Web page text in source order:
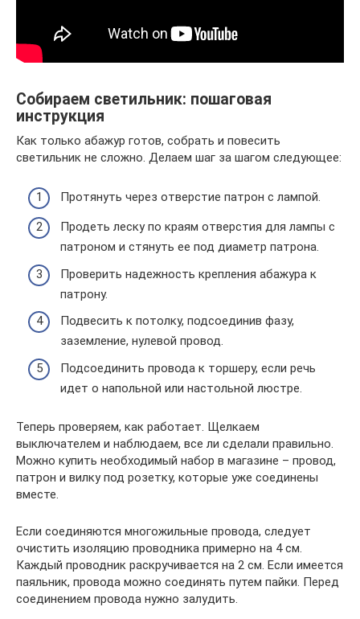
Собираем светильник: пошаговая
инструкция
Как только абажур готов, собрать и повесить
светильник не сложно. Делаем шаг за шагом следующее:
Протянуть через отверстие патрон с лампой.
Продеть леску по краям отверстия для лампы с
патроном и стянуть ее под диаметр патрона.
Проверить надежность крепления абажура к
патрону.
Подвесить к потолку, подсоединив фазу,
заземление, нулевой провод.
Подсоединить провода к торшеру, если речь
идет о напольной или настольной люстре.
Теперь проверяем, как работает. Щелкаем
выключателем и наблюдаем, все ли сделали правильно.
Можно купить необходимый набор в магазине – провод,
патрон и вилку под розетку, которые уже соединены
вместе.
Если соединяются многожильные провода, следует
очистить изоляцию проводника примерно на 4 см.
Каждый проводник раскручивается на 2 см. Если имеется
паяльник, провода можно соединять путем пайки. Перед
соединением провода нужно залудить.